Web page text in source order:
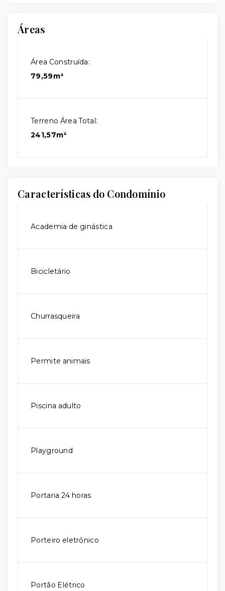
Áreas
Área Construída:
79,59m²
Terreno Área Total:
241,57m²
Características do Condomínio
Academia de ginástica
Bicicletário
Churrasqueira
Permite animais
Piscina adulto
Playground
Portaria 24 horas
Porteiro eletrônico
Portão Elétrico